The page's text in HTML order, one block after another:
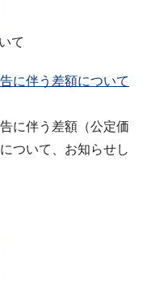
て
に伴う差額について
に伴う差額（公定価
ついて、お知らせし